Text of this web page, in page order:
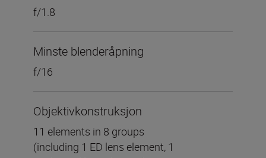
f/1.8
Minste blenderåpning
f/16
Objektivkonstruksjon
11 elements in 8 groups
(including 1 ED lens element, 1